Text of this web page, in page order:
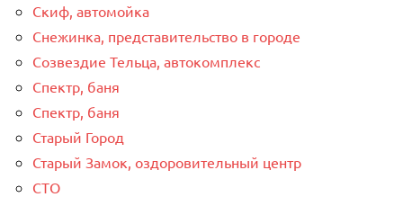
Скиф, автомойка
Снежинка, представительство в городе
Созвездие Тельца, автокомплекс
Спектр, баня
Спектр, баня
Старый Город
Старый Замок, оздоровительный центр
СТО